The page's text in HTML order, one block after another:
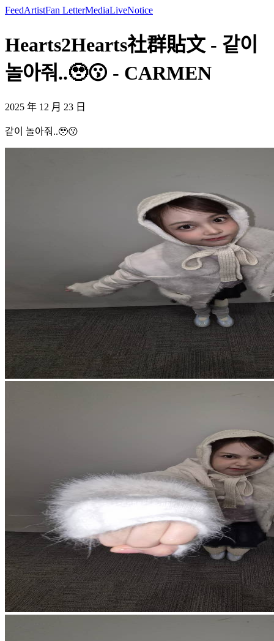
FeedArtistFan LetterMediaLiveNotice
Hearts2Hearts社群貼文 - 같이
놀아줘..🥹😗 - CARMEN
2025 年 12 月 23 日
같이 놀아줘..🥹😗